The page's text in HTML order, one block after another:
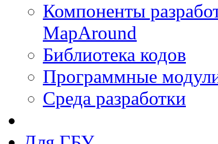
Компоненты
MapAround
Библиотека кодов
Программные
Среда разработки